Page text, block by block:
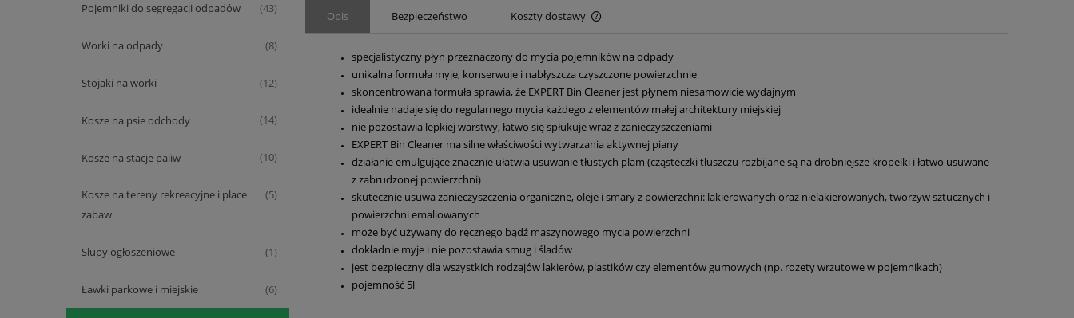
Pojemniki do segregacji odpadów (43)
Worki na odpady (8)
Stojaki na worki (12)
Kosze na psie odchody (14)
Kosze na stacje paliw (10)
Kosze na tereny rekreacyjne i place
zabaw
(5)
Słupy ogłoszeniowe (1)
Ławki parkowe i miejskie (6)
Opis Bezpieczeństwo Koszty dostawy
Cena nie zawiera ewentualnych kosztów
płatności
specjalistyczny płyn przeznaczony do mycia pojemników na odpady
unikalna formuła myje, konserwuje i nabłyszcza czyszczone powierzchnie
skoncentrowana formuła sprawia, że EXPERT Bin Cleaner jest płynem niesamowicie wydajnym
idealnie nadaje się do regularnego mycia każdego z elementów małej architektury miejskiej
nie pozostawia lepkiej warstwy, łatwo się spłukuje wraz z zanieczyszczeniami
EXPERT Bin Cleaner ma silne właściwości wytwarzania aktywnej piany
działanie emulgujące znacznie ułatwia usuwanie tłustych plam (cząsteczki tłuszczu rozbijane są na drobniejsze kropelki i łatwo usuwane
z zabrudzonej powierzchni)
skutecznie usuwa zanieczyszczenia organiczne, oleje i smary z powierzchni: lakierowanych oraz nielakierowanych, tworzyw sztucznych i
powierzchni emaliowanych
może być używany do ręcznego bądź maszynowego mycia powierzchni
dokładnie myje i nie pozostawia smug i śladów
jest bezpieczny dla wszystkich rodzajów lakierów, plastików czy elementów gumowych (np. rozety wrzutowe w pojemnikach)
pojemność 5l